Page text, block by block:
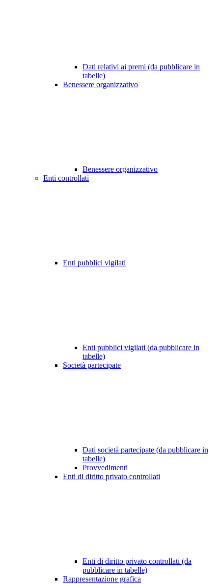
Dati relativi ai premi (da pubblicare in
tabelle)
Benessere organizzativo
Benessere organizzativo
Enti controllati
Enti pubblici vigilati
Enti pubblici vigilati (da pubblicare in
tabelle)
Società partecipate
Dati società partecipate (da pubblicare in
tabelle)
Provvedimenti
Enti di diritto privato controllati
Enti di diritto privato controllati (da
pubblicare in tabelle)
Rappresentazione grafica